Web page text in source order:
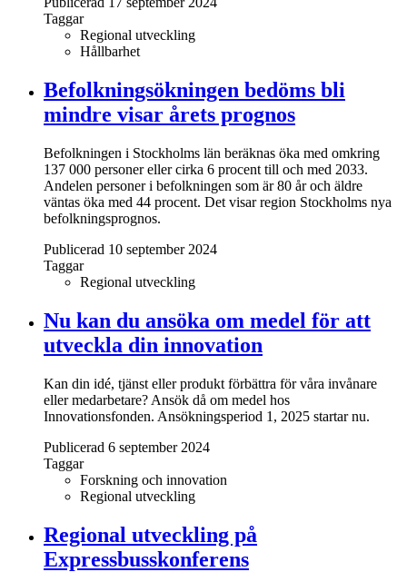
Taggar
Regional utveckling
Hållbarhet
Befolkningsökningen bedöms bli
mindre visar årets prognos
Befolkningen i Stockholms län beräknas öka med omkring
137 000 personer eller cirka 6 procent till och med 2033.
Andelen personer i befolkningen som är 80 år och äldre
väntas öka med 44 procent. Det visar region Stockholms nya
befolkningsprognos.
Publicerad 10 september 2024
Taggar
Regional utveckling
Nu kan du ansöka om medel för att
utveckla din innovation
Kan din idé, tjänst eller produkt förbättra för våra invånare
eller medarbetare? Ansök då om medel hos
Innovationsfonden. Ansökningsperiod 1, 2025 startar nu.
Publicerad 6 september 2024
Taggar
Forskning och innovation
Regional utveckling
Regional utveckling på
Expressbusskonferens